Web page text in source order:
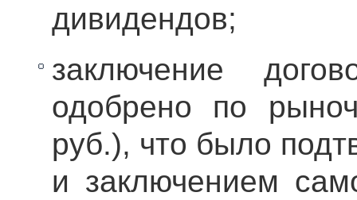
дивидендов;
заключение
одобрено по
руб.), что было
и заключением